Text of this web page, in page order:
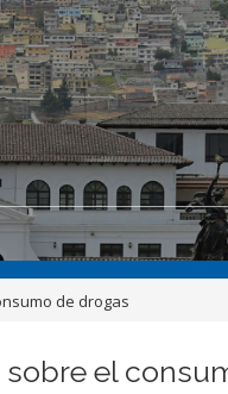
de drogas
el